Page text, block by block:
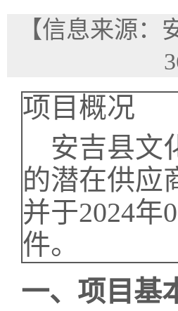
【信息来源
项目概况
安吉县文
的潜在供应
并于2024年
件。
一、项目基